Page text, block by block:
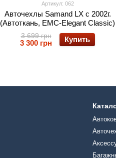
Артикул: 062
Авточехлы Samand LX с 2002г.
(Автоткань, EMC-Elegant Classic)
3 699 грн
3 300 грн Купить